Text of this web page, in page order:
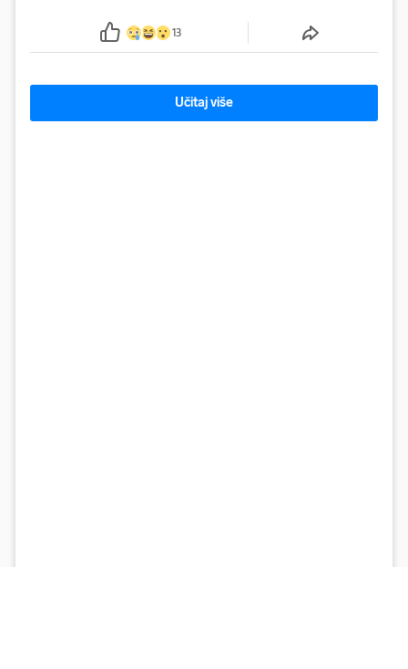
13
Učitaj više